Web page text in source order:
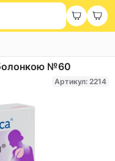
№60
Артикул: 2214